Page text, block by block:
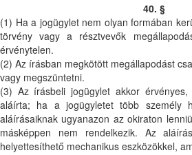
40. §
(1) Ha a jogügylet nem olyan formában
törvény vagy a résztvevők
érvénytelen.
(2) Az írásban megkötött megállapodást
vagy megszüntetni.
(3) Az írásbeli jogügylet akkor
aláírta; ha a jogügyletet több személy
aláírásaiknak ugyanazon az okiraton
másképpen nem rendelkezik. Az
helyettesíthető mechanikus eszközökkel,